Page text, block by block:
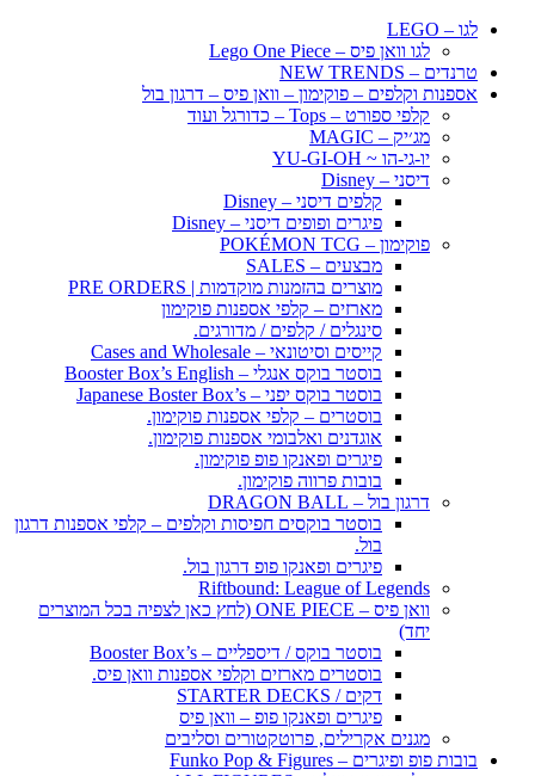
לגו – LEGO
לגו וואן פיס – Lego One Piece
טרנדים – NEW TRENDS
אספנות וקלפים – פוקימון – וואן פיס – דרגון בול
קלפי ספורט – Tops – כדורגל ועוד
מג׳יק – MAGIC
יו-גי-הו ~ YU-GI-OH
דיסני – Disney
קלפים דיסני – Disney
פיגרים ופופים דיסני – Disney
פוקימון – POKÉMON TCG
מבצעים – SALES
מוצרים בהזמנות מוקדמות | PRE ORDERS
מארזים – קלפי אספנות פוקימון
סינגלים / קלפים / מדורגים.
קייסים וסיטונאי – Cases and Wholesale
בוסטר בוקס אנגלי – Booster Box’s English
בוסטר בוקס יפני – Japanese Boster Box’s
בוסטרים – קלפי אספנות פוקימון.
אוגדנים ואלבומי אספנות פוקימון.
פיגרים ופאנקו פופ פוקימון.
בובות פרווה פוקימון.
דרגון בול – DRAGON BALL
בוסטר בוקסים חפיסות וקלפים – קלפי אספנות דרגון
בול.
פיגרים ופאנקו פופ דרגון בול.
Riftbound: League of Legends
וואן פיס – ONE PIECE (לחץ כאן לצפיה בכל המוצרים
יחד)
בוסטר בוקס / דיספליים – Booster Box’s
בוסטרים מארזים וקלפי אספנות וואן פיס.
דקים / STARTER DECKS
פיגרים ופאנקו פופ – וואן פיס
מגנים אקרילים, פרוטקטורים וסליבים
בובות פופ ופיגרים – Funko Pop & Figures